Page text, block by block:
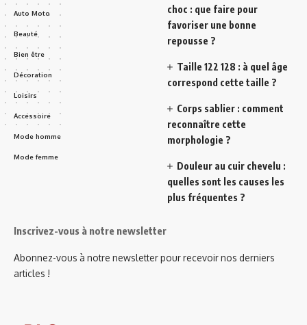
Auto Moto
Beauté
Bien être
Décoration
Loisirs
Accessoire
Mode homme
Mode femme
choc : que faire pour
favoriser une bonne
repousse ?
Taille 122 128 : à quel âge
correspond cette taille ?
Corps sablier : comment
reconnaître cette
morphologie ?
Douleur au cuir chevelu :
quelles sont les causes les
plus fréquentes ?
Inscrivez-vous à notre newsletter
Abonnez-vous à notre newsletter pour recevoir nos derniers
articles !